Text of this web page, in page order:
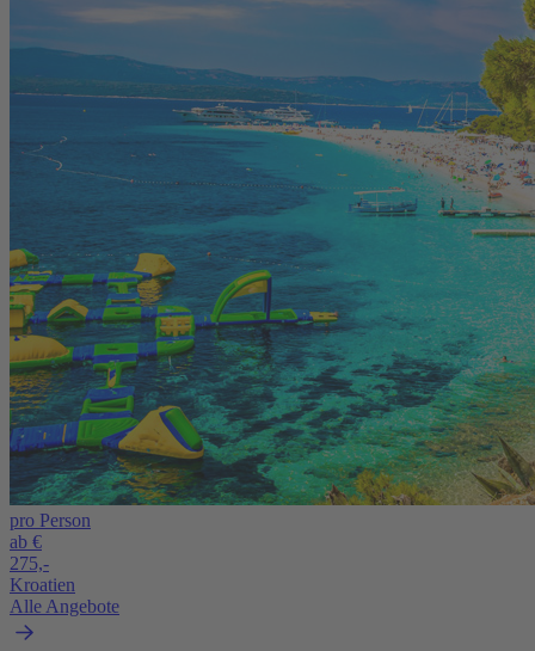
pro Person
ab €
275,-
Kroatien
Alle Angebote